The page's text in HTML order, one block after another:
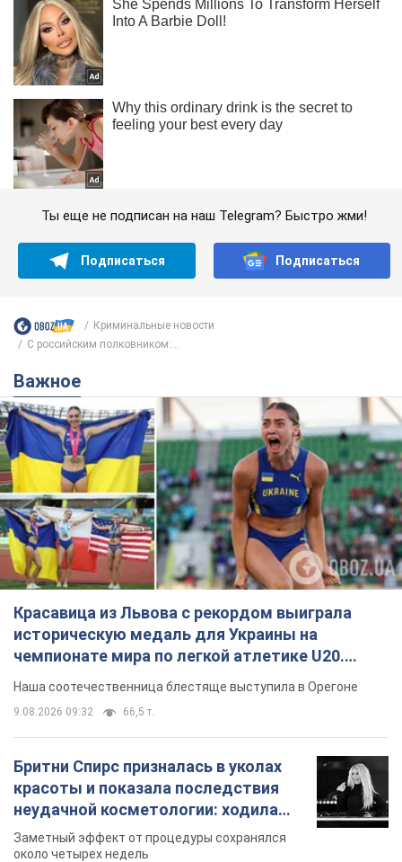
Ты еще не подписан на наш Telegram? Быстро жми!
Подписаться Подписаться
Криминальные новости
С российским полковником:...
Важное
Красавица из Львова с рекордом выиграла
историческую медаль для Украины на
чемпионате мира по легкой атлетике U20.
Видео
Наша соотечественница блестяще выступила в Орегоне
9.08.2026 09:32 66,5 т.
Бритни Спирс призналась в уколах
красоты и показала последствия
неудачной косметологии: ходила
так почти месяц
Заметный эффект от процедуры сохранялся
около четырех недель